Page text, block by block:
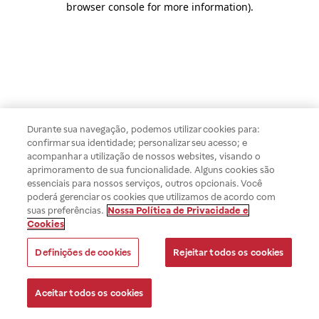
browser console for more information).
Durante sua navegação, podemos utilizar cookies para:
confirmar sua identidade; personalizar seu acesso; e
acompanhar a utilização de nossos websites, visando o
aprimoramento de sua funcionalidade. Alguns cookies são
essenciais para nossos serviços, outros opcionais. Você
poderá gerenciar os cookies que utilizamos de acordo com
suas preferências. Nossa Política de Privacidade e
Cookies
Definições de cookies Rejeitar todos os cookies
Aceitar todos os cookies